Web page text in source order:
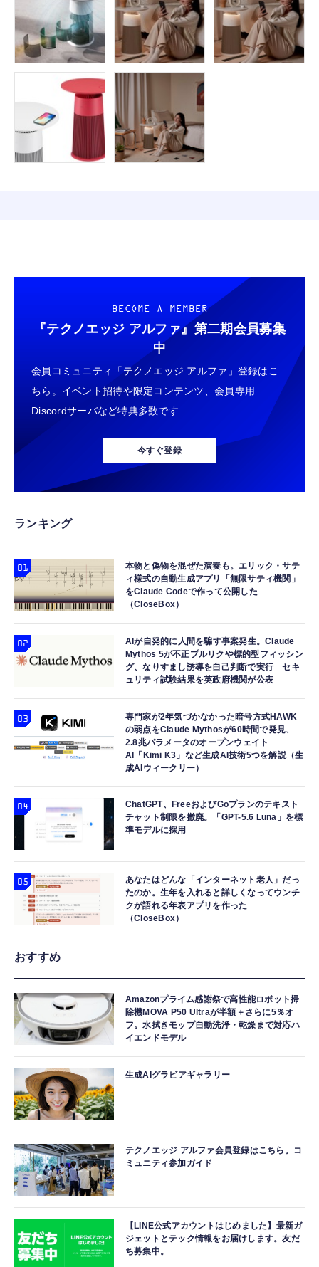
BECOME A MEMBER
『テクノエッジ アルファ』 第二期会員募集
中
会員コミュニティ「テクノエッジ アルファ」登録はこ
ちら。イベント招待や限定コンテンツ、会員専用
Discordサーバなど特典多数です
今すぐ登録
ランキング
本物と偽物を混ぜた演奏も。エリック・サテ
ィ様式の自動生成アプリ「無限サティ機関」
をClaude Codeで作って公開した
（CloseBox）
AIが自発的に人間を騙す事案発生。Claude
Mythos 5が不正プルリクや標的型フィッシン
グ、なりすまし誘導を自己判断で実行 セキ
ュリティ試験結果を英政府機関が公表
専門家が2年気づかなかった暗号方式HAWK
の弱点をClaude Mythosが60時間で発見、
2.8兆パラメータのオープンウェイト
AI「Kimi K3」など生成AI技術5つを解説（生
成AIウィークリー）
ChatGPT、FreeおよびGoプランのテキスト
チャット制限を撤廃。「GPT-5.6 Luna」を標
準モデルに採用
あなたはどんな「インターネット老人」だっ
たのか。生年を入れると詳しくなってウンチ
クが語れる年表アプリを作った
（CloseBox）
おすすめ
Amazonプライム感謝祭で高性能ロボット掃
除機MOVA P50 Ultraが半額＋さらに5％オ
フ。水拭きモップ自動洗浄・乾燥まで対応ハ
イエンドモデル
生成AIグラビアギャラリー
テクノエッジ アルファ会員登録はこちら。コ
ミュニティ参加ガイド
【LINE公式アカウントはじめました】最新ガ
ジェットとテック情報をお届けします。友だ
ち募集中。